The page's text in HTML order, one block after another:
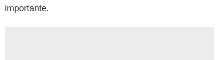
importante.